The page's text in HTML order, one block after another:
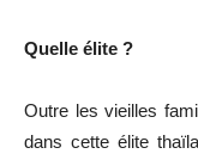
Quelle élite ?
Outre les vieilles
dans cette élite